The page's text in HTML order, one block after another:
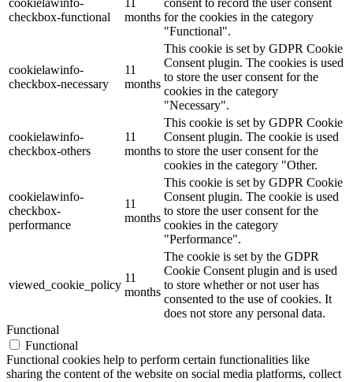
checkbox-functional
months for the cookies in the category
"Functional".
cookielawinfo-
checkbox-necessary
11
months
This cookie is set by GDPR Cookie
Consent plugin. The cookies is used
to store the user consent for the
cookies in the category
"Necessary".
cookielawinfo-
checkbox-others
11
months
This cookie is set by GDPR Cookie
Consent plugin. The cookie is used
to store the user consent for the
cookies in the category "Other.
cookielawinfo-
checkbox-
performance
11
months
This cookie is set by GDPR Cookie
Consent plugin. The cookie is used
to store the user consent for the
cookies in the category
"Performance".
viewed_cookie_policy
11
months
The cookie is set by the GDPR
Cookie Consent plugin and is used
to store whether or not user has
consented to the use of cookies. It
does not store any personal data.
Functional
Functional
Functional cookies help to perform certain functionalities like
sharing the content of the website on social media platforms, collect